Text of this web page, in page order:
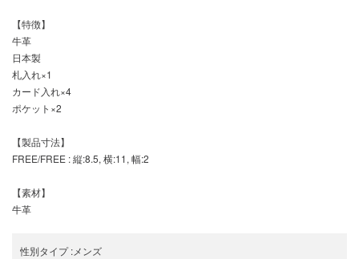
【特徴】
牛革
日本製
札入れ×1
カード入れ×4
ポケット×2
【製品寸法】
FREE/FREE : 縦:8.5, 横:11, 幅:2
【素材】
牛革
性別タイプ:メンズ